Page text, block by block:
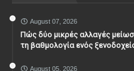
August 07, 2026
Πώς δύο μικρές αλλαγές
τη βαθμολογία ενός
August 05, 2026